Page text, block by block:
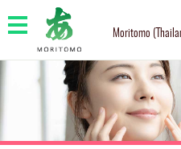
Moritomo